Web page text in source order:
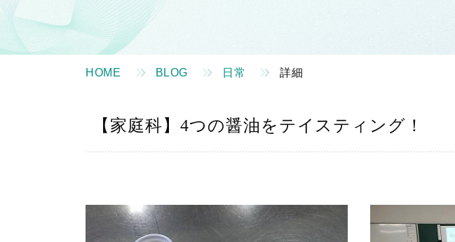
HOME BLOG 日常 詳細
【家庭科】4つの醤油をテイスティング！